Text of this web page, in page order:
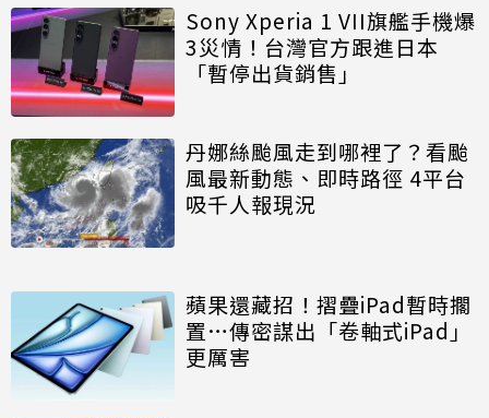
Sony Xperia 1 VII旗艦手機爆
3災情！台灣官方跟進日本
「暫停出貨銷售」
丹娜絲颱風走到哪裡了？看颱
風最新動態、即時路徑 4平台
吸千人報現況
蘋果還藏招！摺疊iPad暫時擱
置…傳密謀出「卷軸式iPad」
更厲害